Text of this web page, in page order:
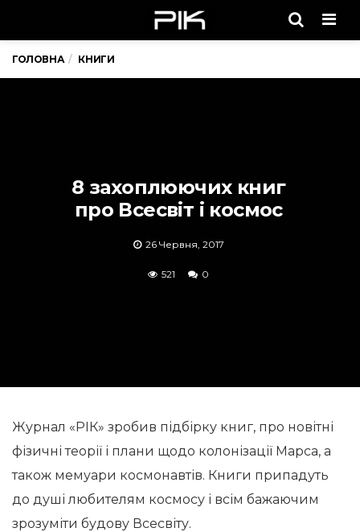
ГОЛОВНА КНИГИ
8 захоплюючих книг
про Всесвіт і космос
26 Червня, 2017
521 0
Журнал «РІК» зробив підбірку книг, про новітні
фізичні теорії і плани щодо колонізації Марса, а
також мемуари космонавтів. Книги припадуть
до душі любителям космосу і всім бажаючим
зрозуміти будову Всесвіту.